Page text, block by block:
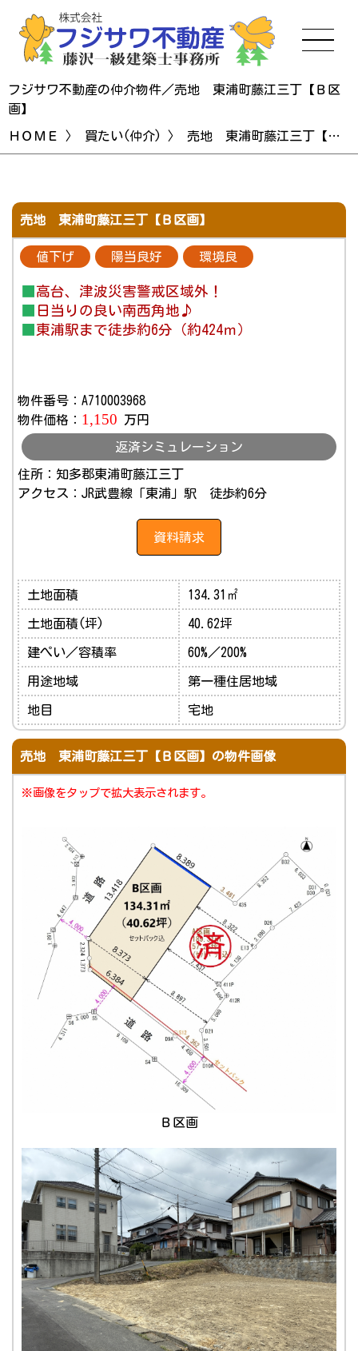
フジサワ不動産の仲介物件／売地 東浦町藤江三丁【Ｂ区
画】
ＨＯＭＥ 〉 買たい(仲介) 〉 売地 東浦町藤江三丁【Ｂ区画】
売地 東浦町藤江三丁【Ｂ区画】
値下げ 陽当良好 環境良
高台、津波災害警戒区域外！
日当りの良い南西角地♪
東浦駅まで徒歩約6分（約424ｍ）
物件番号：A710003968
物件価格： 1,150 万円
返済シミュレーション
住所：知多郡東浦町藤江三丁
アクセス：JR武豊線「東浦」駅 徒歩約6分
資料請求
土地面積 134.31㎡
土地面積(坪) 40.62坪
建ぺい／容積率 60%／200%
用途地域 第一種住居地域
地目 宅地
売地 東浦町藤江三丁【Ｂ区画】の物件画像
※画像をタップで拡大表示されます。
Ｂ区画